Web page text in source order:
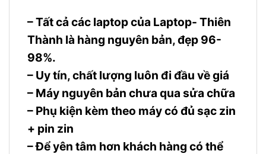
– Tất cả các laptop của Laptop- Thiên
Thành là hàng nguyên bản, đẹp 96-
98%.
– Uy tín, chất lượng luôn đi đầu về giá
– Máy nguyên bản chưa qua sửa chữa
– Phụ kiện kèm theo máy có đủ sạc zin
+ pin zin
– Để yên tâm hơn khách hàng có thể